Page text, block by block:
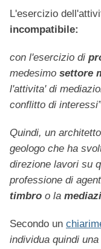
L'esercizio
incompatibile:
con l'esercizio di
medesimo settore
l'attivita' di
conflitto di interessi”
Quindi, un
geologo che ha
direzione lavori su
professione di
timbro o la
Secondo un
individua quindi